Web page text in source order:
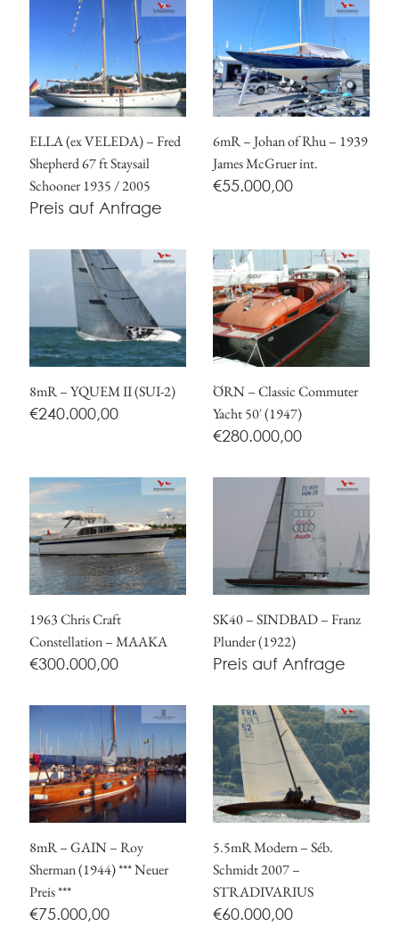
ELLA (ex VELEDA) – Fred
Shepherd 67 ft Staysail
Schooner 1935 / 2005
Preis auf Anfrage
6mR – Johan of Rhu – 1939
James McGruer int.
€55.000,00
8mR – YQUEM II (SUI-2)
€240.000,00
ÖRN – Classic Commuter
Yacht 50′ (1947)
€280.000,00
1963 Chris Craft
Constellation – MAAKA
€300.000,00
SK40 – SINDBAD – Franz
Plunder (1922)
Preis auf Anfrage
8mR – GAIN – Roy
Sherman (1944) *** Neuer
Preis ***
€75.000,00
5.5mR Modern – Séb.
Schmidt 2007 –
STRADIVARIUS
€60.000,00